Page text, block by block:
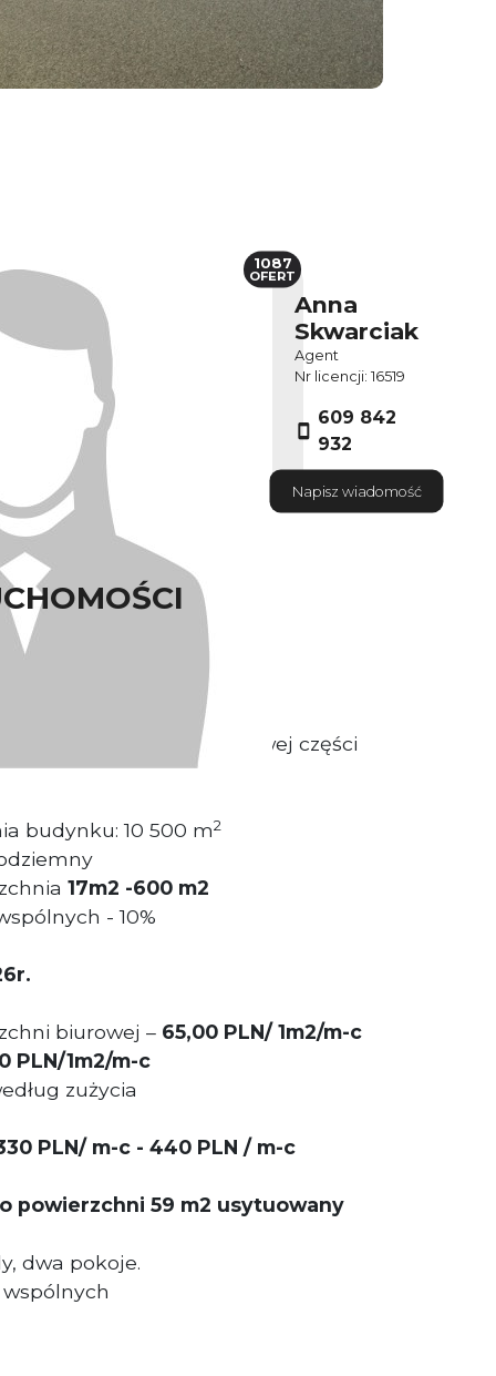
Anna
Skwarciak
Agent
Nr licencji: 16519
609 842
932
Napisz wiadomość
1087
OFERT
nieruchomosci
jest w południowej części
budynku: 10 500 m2
17m2 -600 m2
- 10%
biurowej – 65,00 PLN/ 1m2/m-c
PLN/1m2/m-c
zużycia
PLN/ m-c - 440 PLN / m-c
powierzchni 59 m2 usytuowany
dwa pokoje.